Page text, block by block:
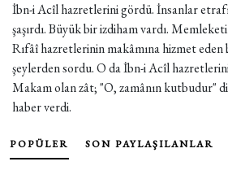
İbn-i Acîl hazretlerini gördü. İnsanlar
şaşırdı. Büyük bir izdiham vardı.
Rıfâî hazretlerinin makâmına hizmet
şeylerden sordu. O da İbn-i Acîl
Makam olan zât; "O, zamânın kutbudur"
haber verdi.
POPÜLER SON PAYLAŞILANLAR